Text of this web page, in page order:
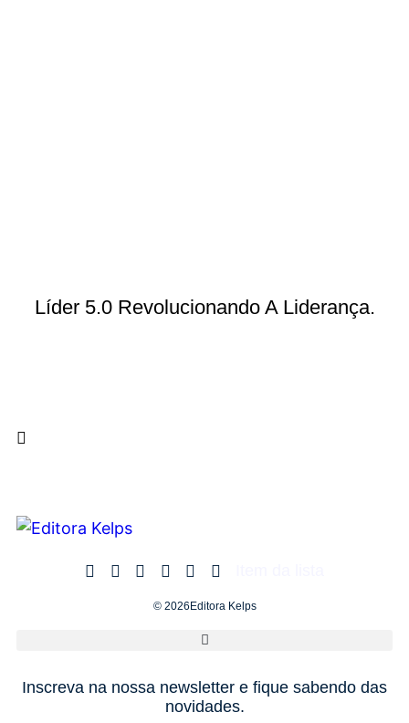
Líder 5.0 Revolucionando A Liderança.
© 2026Editora Kelps
Inscreva na nossa newsletter e fique sabendo das
novidades.